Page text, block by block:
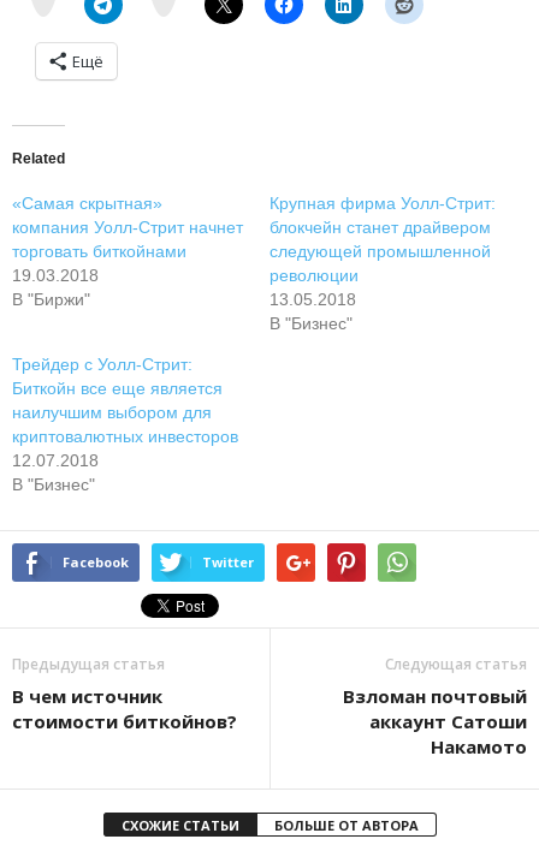
Ещё
Related
«Самая скрытная»
компания Уолл-Стрит начнет
торговать биткойнами
19.03.2018
В "Биржи"
Крупная фирма Уолл-Стрит:
блокчейн станет драйвером
следующей промышленной
революции
13.05.2018
В "Бизнес"
Трейдер с Уолл-Стрит:
Биткойн все еще является
наилучшим выбором для
криптовалютных инвесторов
12.07.2018
В "Бизнес"
Facebook Twitter
Предыдущая статья
В чем источник
стоимости биткойнов?
Следующая статья
Взломан почтовый
аккаунт Сатоши
Накамото
СХОЖИЕ СТАТЬИ БОЛЬШЕ ОТ АВТОРА